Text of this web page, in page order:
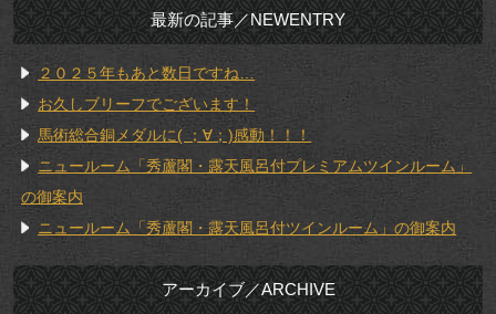
最新の記事／NEWENTRY
２０２５年もあと数日ですね…
お久しブリーフでございます！
馬術総合銅メダルに( ；∀；)感動！！！
ニュールーム「秀蘆閣・露天風呂付プレミアムツインルーム」
の御案内
ニュールーム「秀蘆閣・露天風呂付ツインルーム」の御案内
アーカイブ／ARCHIVE